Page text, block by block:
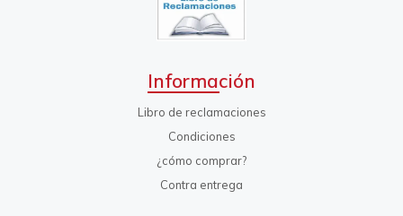
Información
Libro de reclamaciones
Condiciones
¿cómo comprar?
Contra entrega